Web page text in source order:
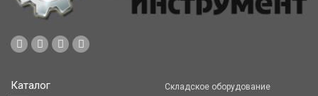
Каталог
Складское оборудование